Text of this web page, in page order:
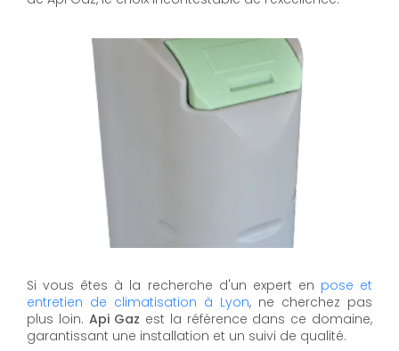
Si vous êtes à la recherche d'un expert en pose et
entretien de climatisation à Lyon, ne cherchez pas
plus loin. Api Gaz est la référence dans ce domaine,
garantissant une installation et un suivi de qualité.